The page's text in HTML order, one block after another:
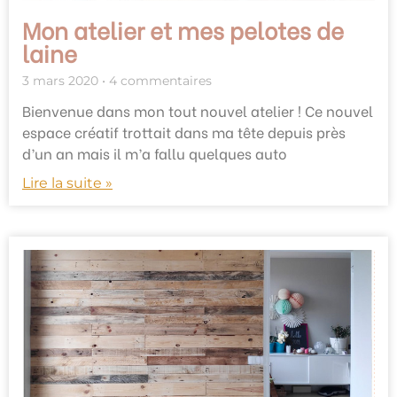
Mon atelier et mes pelotes de
laine
3 mars 2020 4 commentaires
Bienvenue dans mon tout nouvel atelier ! Ce nouvel
espace créatif trottait dans ma tête depuis près
d’un an mais il m’a fallu quelques auto
Lire la suite »